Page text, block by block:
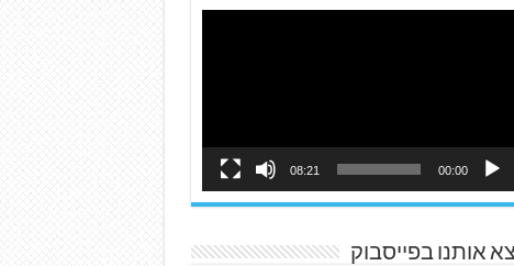
00:00
08:21
אותנו בפייסבוק